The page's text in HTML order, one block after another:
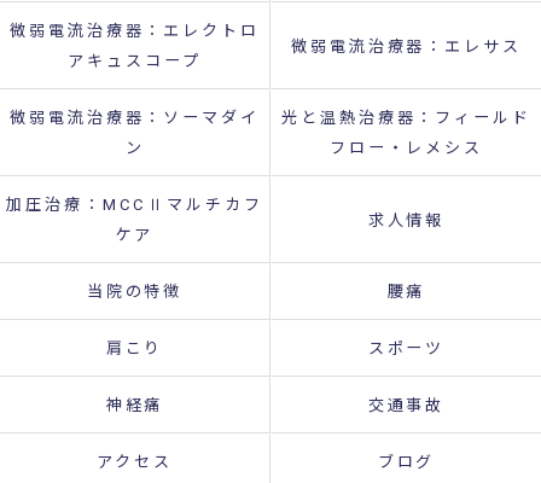
微弱電流治療器：エレクトロ
アキュスコープ
微弱電流治療器：エレサス
微弱電流治療器：ソーマダイ
ン
光と温熱治療器：フィールド
フロー・レメシス
加圧治療：MCCⅡマルチカフ
ケア
求人情報
当院の特徴 腰痛
肩こり スポーツ
神経痛 交通事故
アクセス ブログ